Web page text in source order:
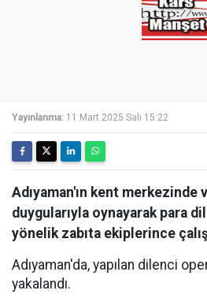
Yayınlanma: 11 Mart 2025 Salı 15:22
Adıyaman'ın kent merkezinde
duygularıyla oynayarak para
yönelik zabıta ekiplerince
Adıyaman'da, yapılan dilenci
yakalandı.